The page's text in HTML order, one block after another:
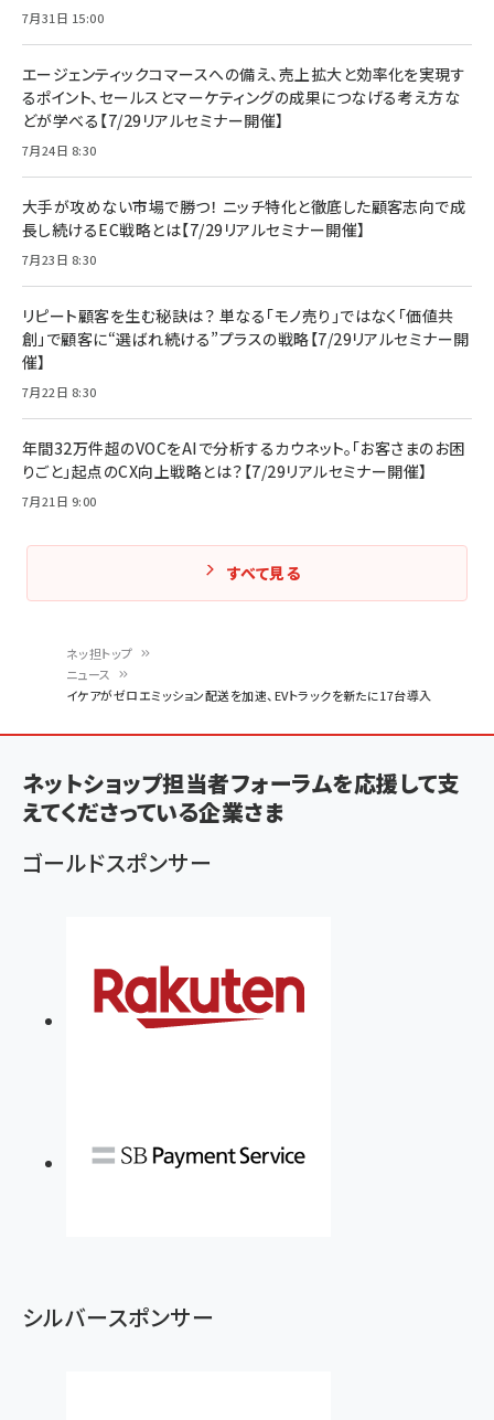
ン
く
ず
ネッ担トップ
ニュース
イケアがゼロエミッション配送を加速、EVトラックを新たに17台導入
7月31日 15:00
エージェンティックコマースへの備え、売上拡大と効率化を実現す
るポイント、セールスとマーケティングの成果につなげる考え方な
どが学べる【7/29リアルセミナー開催】
7月24日 8:30
大手が攻めない市場で勝つ！ ニッチ特化と徹底した顧客志向で成
長し続けるEC戦略とは【7/29リアルセミナー開催】
7月23日 8:30
リピート顧客を生む秘訣は？ 単なる「モノ売り」ではなく「価値共
創」で顧客に“選ばれ続ける”プラスの戦略【7/29リアルセミナー開
催】
7月22日 8:30
年間32万件超のVOCをAIで分析するカウネット。「お客さまのお困
りごと」起点のCX向上戦略とは？【7/29リアルセミナー開催】
7月21日 9:00
すべて見る
ネットショップ担当者フォーラムを応援して支
えてくださっている企業さま
ゴールドスポンサー
シルバースポンサー